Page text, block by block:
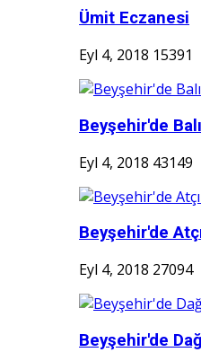
Ümit Eczanesi
Eyl 4, 2018 15391
Beyşehir'de
Eyl 4, 2018 43149
Beyşehir'de
Eyl 4, 2018 27094
Beyşehir'de